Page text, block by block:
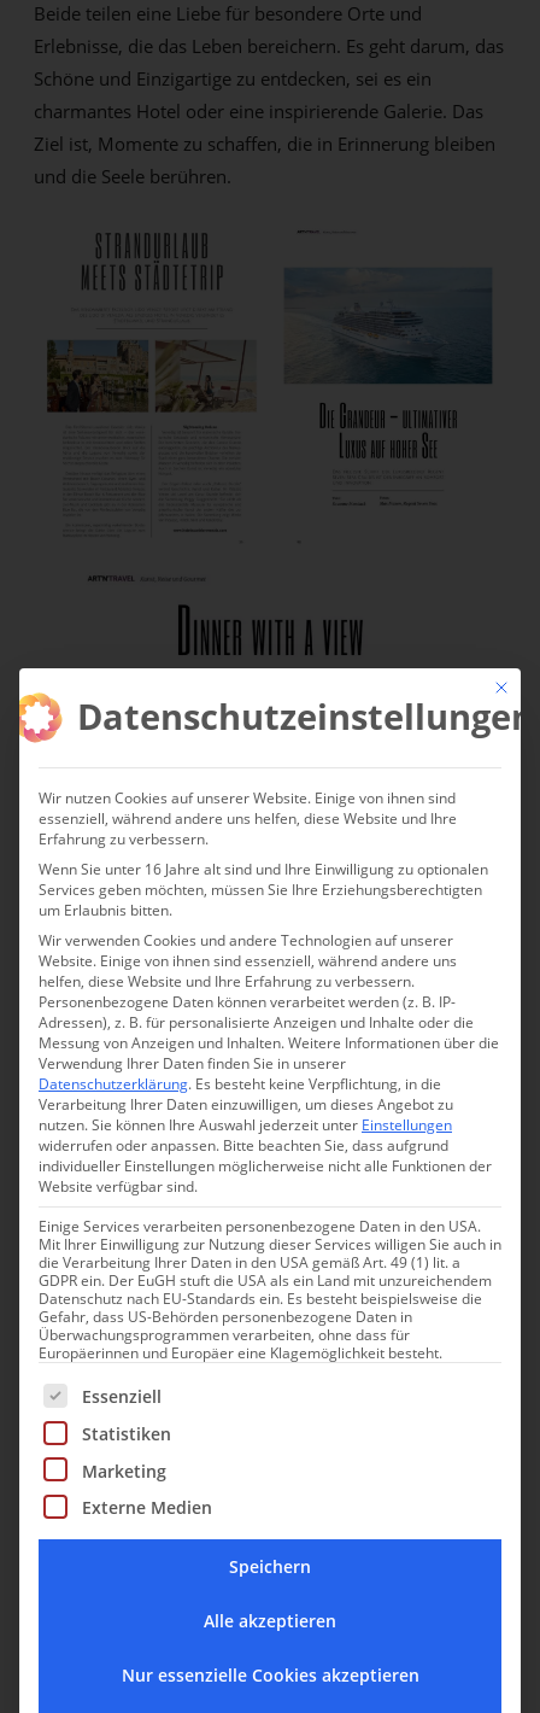
Beide teilen eine Liebe für besondere Orte und
Erlebnisse, die das Leben bereichern. Es geht darum, das
Schöne und Einzigartige zu entdecken, sei es ein
charmantes Hotel oder eine inspirierende Galerie. Das
Ziel ist, Momente zu schaffen, die in Erinnerung bleiben
und die Seele berühren.
AF: Wie reisen Sie und was macht ein Hotel in Ihren
Augen zu einem besonderen Ort?
Ich reise gern abseits der ausgetretenen Pfade und lege
Wert auf Authentizität. Ein besonderes Hotel muss für
mich eine Geschichte erzählen. Es geht nicht nur um
Luxus, sondern um Atmosphäre, Persönlichkeit und die
Liebe zum Detail. Wenn ich das Gefühl habe, dass das
Hotel die Kultur und den Geist des Ortes widerspiegelt,
ist es für mich besonders.
AF: Was bedeutet Glück für Sie?
Glück ist für mich die Fähigkeit, den Moment zu
Mit
Datenschutzeinstellungen
Wir nutzen Cookies auf unserer Website. Einige von ihnen sind
essenziell, während andere uns helfen, diese Website und Ihre
Erfahrung zu verbessern.
Wenn Sie unter 16 Jahre alt sind und Ihre Einwilligung zu optionalen
Services geben möchten, müssen Sie Ihre Erziehungsberechtigten
um Erlaubnis bitten.
Wir verwenden Cookies und andere Technologien auf unserer
Website. Einige von ihnen sind essenziell, während andere uns
helfen, diese Website und Ihre Erfahrung zu verbessern.
Personenbezogene Daten können verarbeitet werden (z. B. IP-
Adressen), z. B. für personalisierte Anzeigen und Inhalte oder die
Messung von Anzeigen und Inhalten.Weitere Informationen über die
Verwendung Ihrer Daten finden Sie in unserer
Datenschutzerklärung. Es besteht keine Verpflichtung, in die
Verarbeitung Ihrer Daten einzuwilligen, um dieses Angebot zu
nutzen.Sie können Ihre Auswahl jederzeit unter Einstellungen
widerrufen oder anpassen. Bitte beachten Sie, dass aufgrund
individueller Einstellungen möglicherweise nicht alle Funktionen der
Website verfügbar sind.
Einige Services verarbeiten personenbezogene Daten in den USA.
Mit Ihrer Einwilligung zur Nutzung dieser Services willigen Sie auch in
die Verarbeitung Ihrer Daten in den USA gemäß Art. 49 (1) lit. a
GDPR ein. Der EuGH stuft die USA als ein Land mit unzureichendem
Datenschutz nach EU-Standards ein. Es besteht beispielsweise die
Gefahr, dass US-Behörden personenbezogene Daten in
Überwachungsprogrammen verarbeiten, ohne dass für
Europäerinnen und Europäer eine Klagemöglichkeit besteht.
Es folgt eine Liste der Service-Gruppen, für die eine
Essenziell
Statistiken
Marketing
Externe Medien
Speichern
Alle akzeptieren
Nur essenzielle Cookies akzeptieren